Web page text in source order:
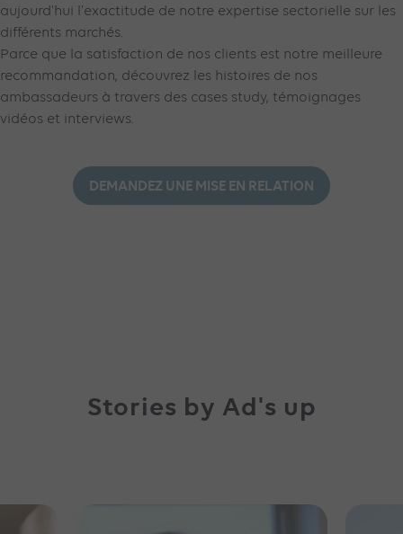
aujourd'hui l'exactitude de notre expertise sectorielle sur les
différents marchés.
Parce que la satisfaction de nos clients est notre meilleure
recommandation, découvrez les histoires de nos
ambassadeurs à travers des cases study, témoignages
vidéos et interviews.
DEMANDEZ UNE MISE EN RELATION
Stories by Ad's up